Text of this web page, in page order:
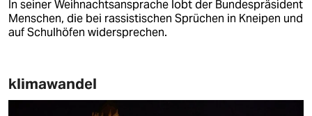
In seiner Weihnachtsansprache lobt der Bundespräsident
Menschen, die bei rassistischen Sprüchen in Kneipen und
auf Schulhöfen widersprechen.
klimawandel